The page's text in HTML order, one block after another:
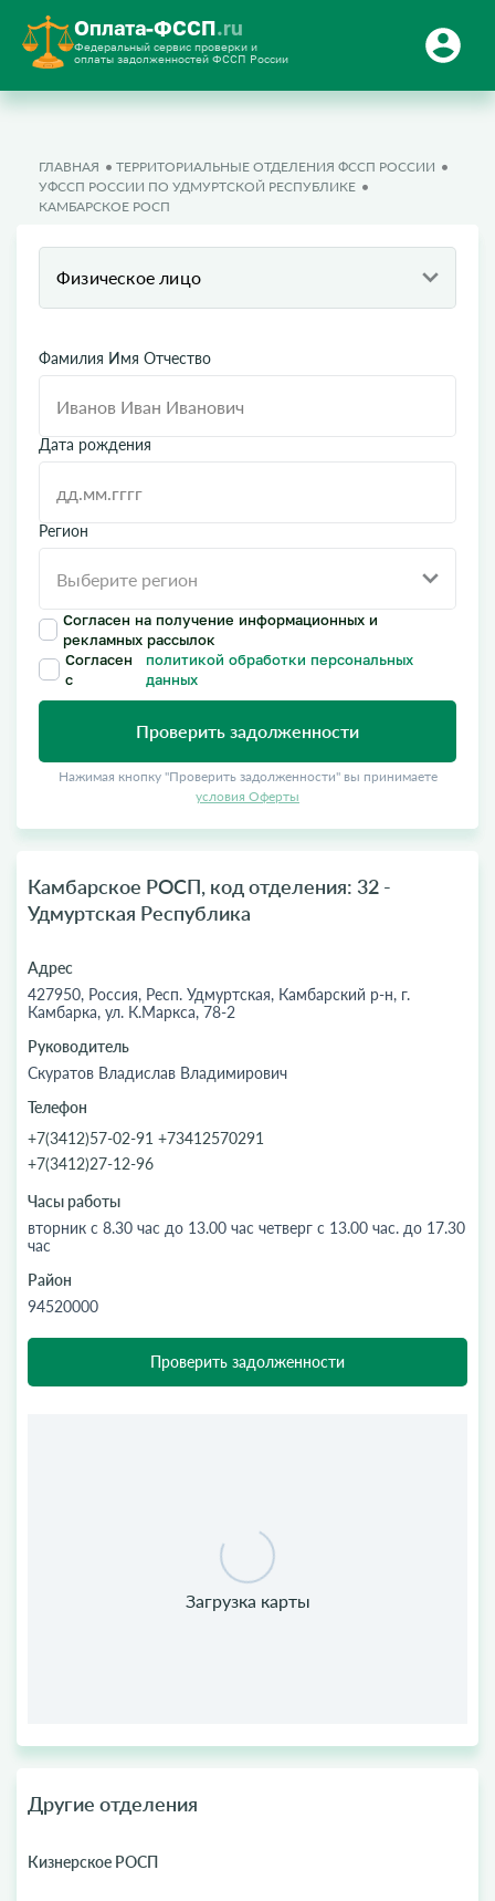
Оплата-ФССП.ru
Федеральный сервис проверки и
оплаты задолженностей ФССП России
ГЛАВНАЯ
ТЕРРИТОРИАЛЬНЫЕ ОТДЕЛЕНИЯ ФССП РОССИИ
УФССП РОССИИ ПО УДМУРТСКОЙ РЕСПУБЛИКЕ
КАМБАРСКОЕ РОСП
Физическое лицо
Фамилия Имя Отчество
Дата рождения
Регион
Согласен на получение информационных и
рекламных рассылок
Согласен
с
политикой обработки персональных
данных
Проверить задолженности
Нажимая кнопку "Проверить задолженности" вы принимаете
условия Оферты
Камбарское РОСП, код отделения: 32 -
Удмуртская Республика
Адрес
427950, Россия, Респ. Удмуртская, Камбарский р-н, г.
Камбарка, ул. К.Маркса, 78-2
Руководитель
Скуратов Владислав Владимирович
Телефон
+7(3412)57-02-91 +73412570291
+7(3412)27-12-96
Часы работы
вторник с 8.30 час до 13.00 час четверг с 13.00 час. до 17.30
час
Район
94520000
Проверить задолженности
Другие отделения
Кизнерское РОСП